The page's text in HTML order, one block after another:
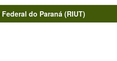
do Paraná (RIUT)